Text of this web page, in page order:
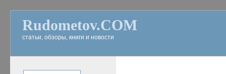
Rudometov.COM
статьи, обзоры, книги и новости